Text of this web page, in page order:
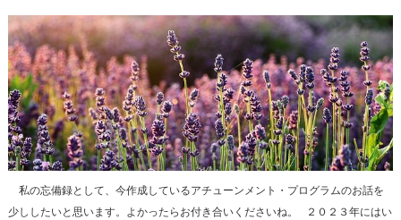
私の忘備録として、今作成しているアチューンメント・プログラムのお話を
少ししたいと思います。よかったらお付き合いくださいね。 ２０２３年にはい